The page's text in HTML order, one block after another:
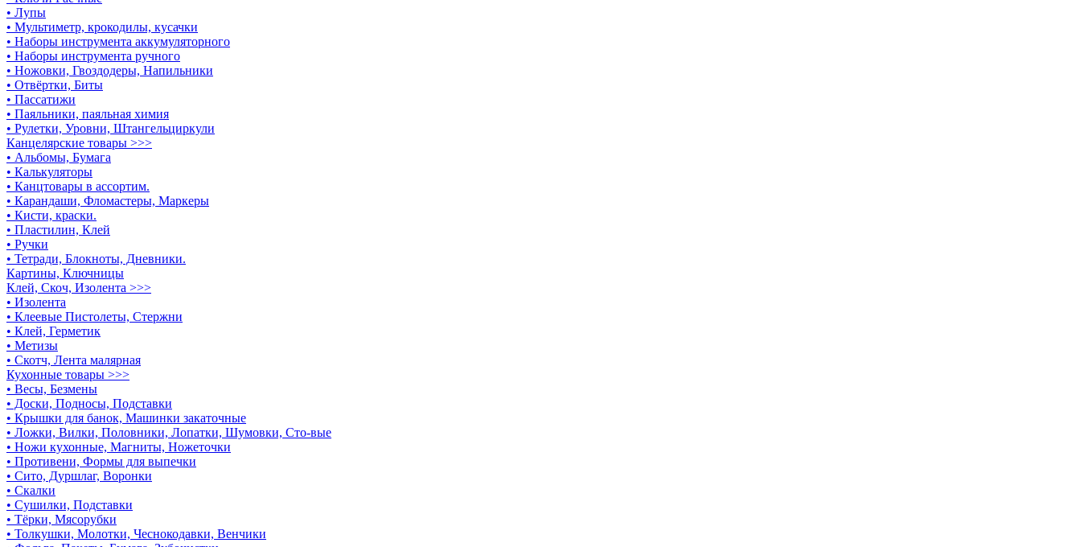
• Лупы
• Мультиметр, крокодилы, кусачки
• Наборы инструмента аккумуляторного
• Наборы инструмента ручного
• Ножовки, Гвоздодеры, Напильники
• Отвёртки, Биты
• Пассатижи
• Паяльники, паяльная химия
• Рулетки, Уровни, Штангельциркули
Канцелярские товары >>>
• Альбомы, Бумага
• Калькуляторы
• Канцтовары в ассортим.
• Карандаши, Фломастеры, Маркеры
• Кисти, краски.
• Пластилин, Клей
• Ручки
• Тетради, Блокноты, Дневники.
Картины, Ключницы
Клей, Скоч, Изолента >>>
• Изолента
• Клеевые Пистолеты, Стержни
• Клей, Герметик
• Метизы
• Скотч, Лента малярная
Кухонные товары >>>
• Весы, Безмены
• Доски, Подносы, Подставки
• Крышки для банок, Машинки закаточные
• Ложки, Вилки, Половники, Лопатки, Шумовки, Сто-вые
• Ножи кухонные, Магниты, Ножеточки
• Противени, Формы для выпечки
• Сито, Дуршлаг, Воронки
• Скалки
• Сушилки, Подставки
• Тёрки, Мясорубки
• Толкушки, Молотки, Чеснокодавки, Венчики